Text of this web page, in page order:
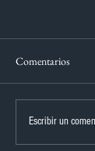
Comentarios
Escribir un